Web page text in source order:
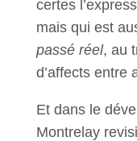
certes
mais qui est
passé réel, au
d’affects entre
Et dans le
Montrelay